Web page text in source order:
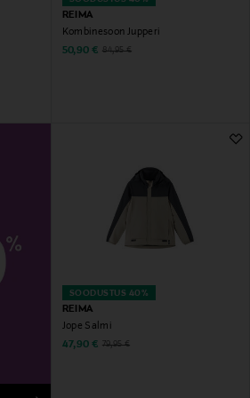
REIMA
Kombinesoon Jupperi
Discounted Price
50,90 € Original Price
84,95 €
SOODUSTUS 40%
REIMA
Jope Salmi
Discounted Price
47,90 € Original Price
79,95 €